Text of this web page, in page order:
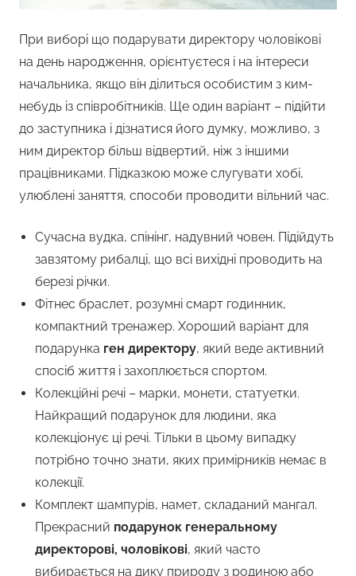
При виборі що подарувати директору чоловікові
на день народження, орієнтуєтеся і на інтереси
начальника, якщо він ділиться особистим з ким-
небудь із співробітників. Ще один варіант – підійти
до заступника і дізнатися його думку, можливо, з
ним директор більш відвертий, ніж з іншими
працівниками. Підказкою може слугувати хобі,
улюблені заняття, способи проводити вільний час.
Сучасна вудка, спінінг, надувний човен. Підійдуть
завзятому рибалці, що всі вихідні проводить на
березі річки.
Фітнес браслет, розумні смарт годинник,
компактний тренажер. Хороший варіант для
подарунка ген директору, який веде активний
спосіб життя і захоплюється спортом.
Колекційні речі – марки, монети, статуетки.
Найкращий подарунок для людини, яка
колекціонує ці речі. Тільки в цьому випадку
потрібно точно знати, яких примірників немає в
колекції.
Комплект шампурів, намет, складаний мангал.
Прекрасний подарунок генеральному
директорові, чоловікові, який часто
вибирається на дику природу з родиною або